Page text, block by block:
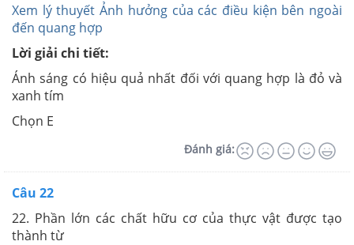
Xem lý thuyết Ảnh hưởng của các điều kiện bên ngoài
đến quang hợp
Lời giải chi tiết:
Ánh sáng có hiệu quả nhất đối với quang hợp là đỏ và
xanh tím
Chọn E
Đánh giá:
Câu 22
22. Phần lớn các chất hữu cơ của thực vật được tạo
thành từ